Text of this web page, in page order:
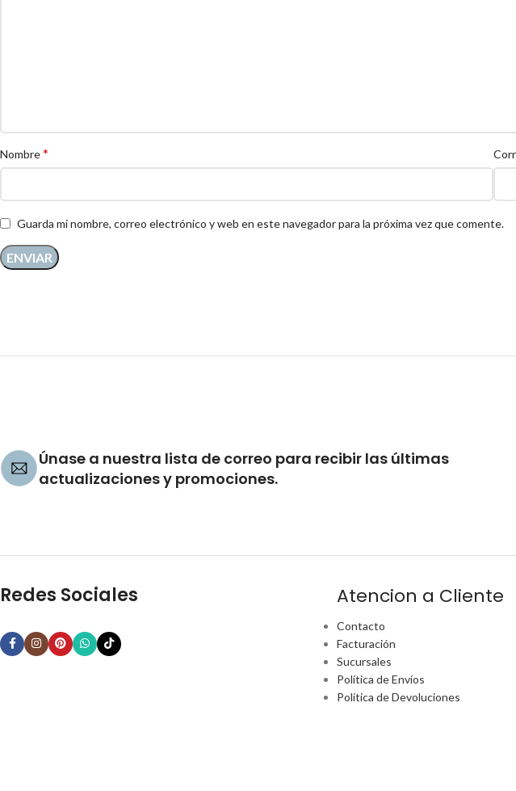
Nombre*
Guarda mi nombre, correo electrónico y web en este navegador para la próxima vez que comente.
Únase a nuestra lista de correo para recibir las últimas
actualizaciones y promociones.
Redes Sociales Atencion a Cliente
Contacto
Facturación
Sucursales
Política de Envíos
Política de Devoluciones